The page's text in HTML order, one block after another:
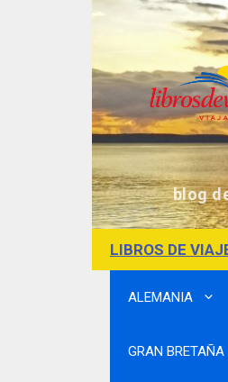
blog
LIBROS DE
ALEMANIA
GRAN BRETAÑA